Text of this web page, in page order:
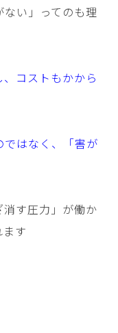
い」ってのも理
コストもかから
ではなく、「害が
す圧力」が働か
す